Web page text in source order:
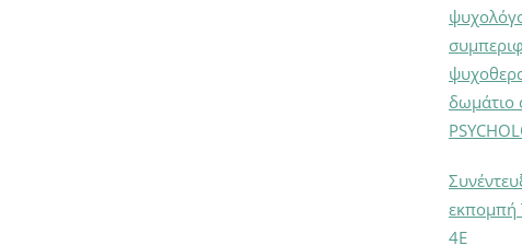
δωμάτιο
εκπομπή
4Ε